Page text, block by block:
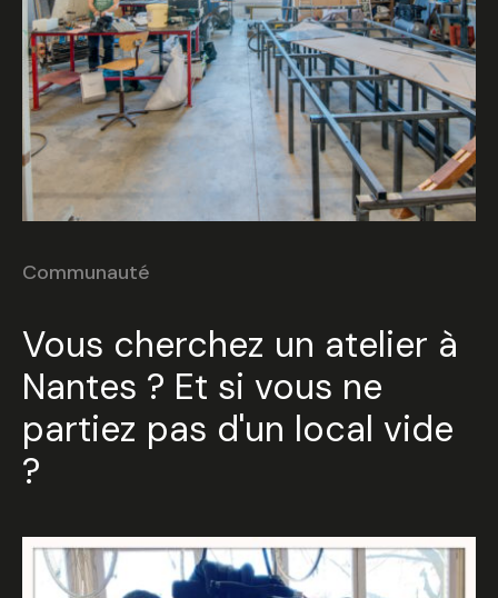
Communauté
Vous cherchez un atelier à
Nantes ? Et si vous ne
partiez pas d'un local vide
?